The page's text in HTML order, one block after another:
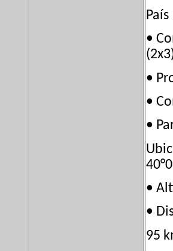
•
•
•
•
•
•
95